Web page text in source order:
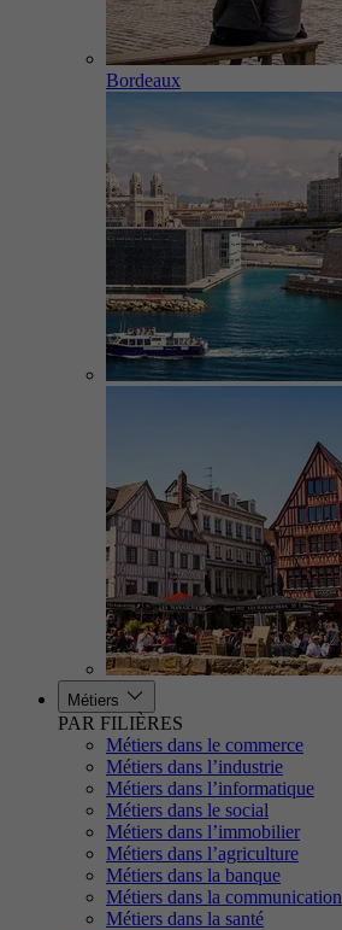
Bordeaux
Métiers
PAR FILIÈRES
Métiers dans le commerce
Métiers dans l’industrie
Métiers dans l’informatique
Métiers dans le social
Métiers dans l’immobilier
Métiers dans l’agriculture
Métiers dans la banque
Métiers dans la communication
Métiers dans la santé